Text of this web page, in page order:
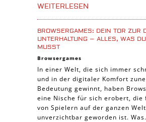
Tier Spiele
Casual Spiele
Abenteuer Spiele
Online Spiele
3-Gewinnt Spiele
Trading Card Spiele
Manager Spiele
WEITERLESEN
BROWSERGAMES: DEIN TOR ZUR
UNTERHALTUNG – ALLES, WAS
MUSST
Browsergames
In einer Welt, die sich immer
und in der digitaler Komfort
Bedeutung gewinnt, haben
eine Nische für sich erobert, die
von Spielern auf der ganzen Welt
unverzichtbar geworden ist.